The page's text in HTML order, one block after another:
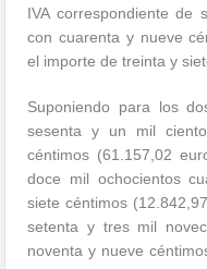
IVA correspondiente de
con cuarenta y nueve
el importe de treinta y
Suponiendo para los
sesenta y un mil
céntimos (61.157,02
doce mil ochocientos
siete céntimos
setenta y tres mil
noventa y nueve